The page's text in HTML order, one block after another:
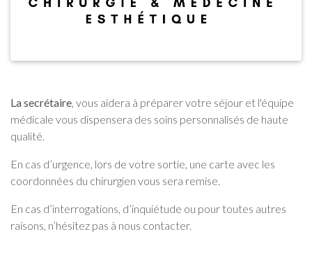
La secrétaire, vous aidera à préparer votre séjour et l'équipe
médicale vous dispensera des soins personnalisés de haute
qualité.
En cas d’urgence, lors de votre sortie, une carte avec les
coordonnées du chirurgien vous sera remise.
En cas d’interrogations, d’inquiétude ou pour toutes autres
raisons, n’hésitez pas à nous contacter.